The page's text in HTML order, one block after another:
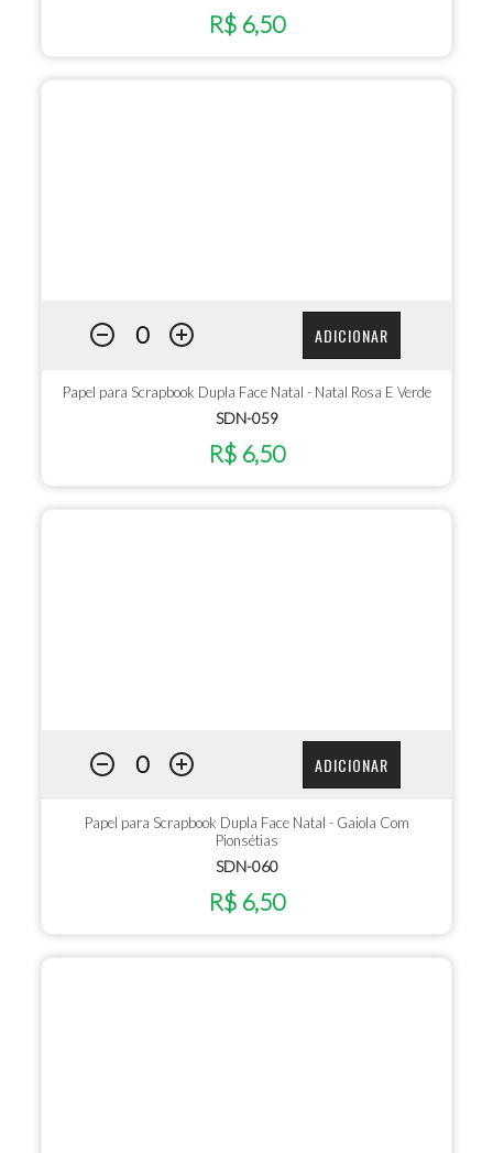
R$ 6,50
ADICIONAR
Papel para Scrapbook Dupla Face Natal - Natal Rosa E Verde
SDN-059
R$ 6,50
ADICIONAR
Papel para Scrapbook Dupla Face Natal - Gaiola Com
Pionsétias
SDN-060
R$ 6,50